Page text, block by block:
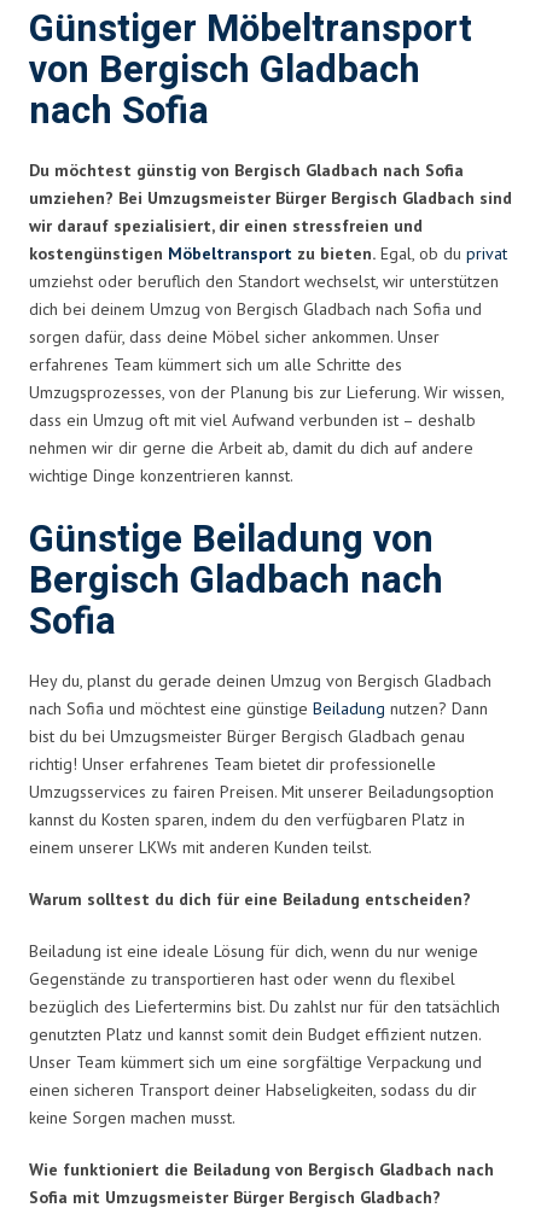
Günstiger Möbeltransport
von Bergisch Gladbach
nach Sofia
Du möchtest günstig von Bergisch Gladbach nach Sofia
umziehen? Bei Umzugsmeister Bürger Bergisch Gladbach sind
wir darauf spezialisiert, dir einen stressfreien und
kostengünstigen Möbeltransport zu bieten. Egal, ob du privat
umziehst oder beruflich den Standort wechselst, wir unterstützen
dich bei deinem Umzug von Bergisch Gladbach nach Sofia und
sorgen dafür, dass deine Möbel sicher ankommen. Unser
erfahrenes Team kümmert sich um alle Schritte des
Umzugsprozesses, von der Planung bis zur Lieferung. Wir wissen,
dass ein Umzug oft mit viel Aufwand verbunden ist – deshalb
nehmen wir dir gerne die Arbeit ab, damit du dich auf andere
wichtige Dinge konzentrieren kannst.
Günstige Beiladung von
Bergisch Gladbach nach
Sofia
Hey du, planst du gerade deinen Umzug von Bergisch Gladbach
nach Sofia und möchtest eine günstige Beiladung nutzen? Dann
bist du bei Umzugsmeister Bürger Bergisch Gladbach genau
richtig! Unser erfahrenes Team bietet dir professionelle
Umzugsservices zu fairen Preisen. Mit unserer Beiladungsoption
kannst du Kosten sparen, indem du den verfügbaren Platz in
einem unserer LKWs mit anderen Kunden teilst.
Warum solltest du dich für eine Beiladung entscheiden?
Beiladung ist eine ideale Lösung für dich, wenn du nur wenige
Gegenstände zu transportieren hast oder wenn du flexibel
bezüglich des Liefertermins bist. Du zahlst nur für den tatsächlich
genutzten Platz und kannst somit dein Budget effizient nutzen.
Unser Team kümmert sich um eine sorgfältige Verpackung und
einen sicheren Transport deiner Habseligkeiten, sodass du dir
keine Sorgen machen musst.
Wie funktioniert die Beiladung von Bergisch Gladbach nach
Sofia mit Umzugsmeister Bürger Bergisch Gladbach?